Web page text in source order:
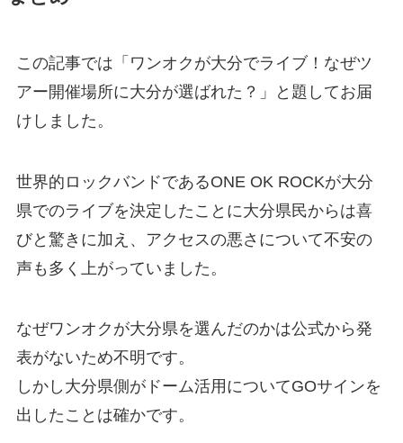
この記事では「ワンオクが大分でライブ！なぜツ
アー開催場所に大分が選ばれた？」と題してお届
けしました。
世界的ロックバンドであるONE OK ROCKが大分
県でのライブを決定したことに大分県民からは喜
びと驚きに加え、アクセスの悪さについて不安の
声も多く上がっていました。
なぜワンオクが大分県を選んだのかは公式から発
表がないため不明です。
しかし大分県側がドーム活用についてGOサインを
出したことは確かです。